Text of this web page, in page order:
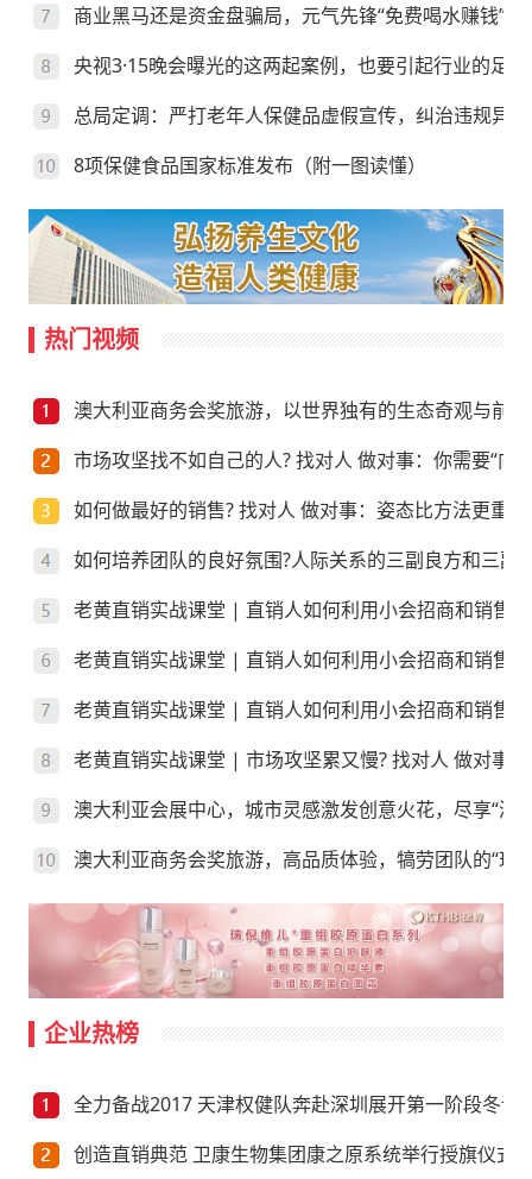
商业黑马还是资金盘骗局，元气先锋“免费喝水赚钱”靠
央视3·15晚会曝光的这两起案例，也要引起行业的足
总局定调：严打老年人保健品虚假宣传，纠治违规异
8项保健食品国家标准发布（附一图读懂）
热门视频
澳大利亚商务会奖旅游，以世界独有的生态奇观与前
市场攻坚找不如自己的人? 找对人 做对事：你需要“向
如何做最好的销售? 找对人 做对事：姿态比方法更重要!
如何培养团队的良好氛围?人际关系的三副良方和三副
老黄直销实战课堂 | 直销人如何利用小会招商和销售
老黄直销实战课堂 | 直销人如何利用小会招商和销售
老黄直销实战课堂 | 直销人如何利用小会招商和销售
老黄直销实战课堂 | 市场攻坚累又慢? 找对人 做对事
澳大利亚会展中心，城市灵感激发创意火花，尽享“澳”
澳大利亚商务会奖旅游，高品质体验，犒劳团队的“玩”
企业热榜
全力备战2017 天津权健队奔赴深圳展开第一阶段冬训
创造直销典范 卫康生物集团康之原系统举行授旗仪式